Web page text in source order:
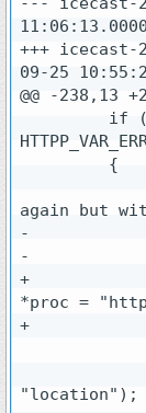
+++
09-25
@@ -238,13
again but
-
-
+
*proc =
+
"location");